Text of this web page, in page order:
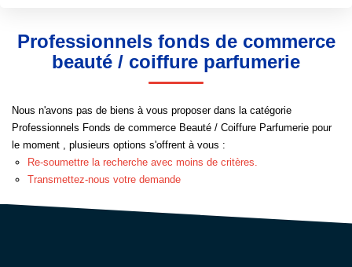
ESTIMATION
NOTRE AGENCE
Notre Équipe
Sélectionnez...
Type de bien
Surface min
Créer une alerte
Professionnels fonds de commerce
beauté / coiffure parfumerie
Nous n'avons pas de biens à vous proposer dans la catégorie
Professionnels Fonds de commerce Beauté / Coiffure Parfumerie pour
le moment , plusieurs options s'offrent à vous :
Re-soumettre la recherche avec moins de critères.
Transmettez-nous votre demande